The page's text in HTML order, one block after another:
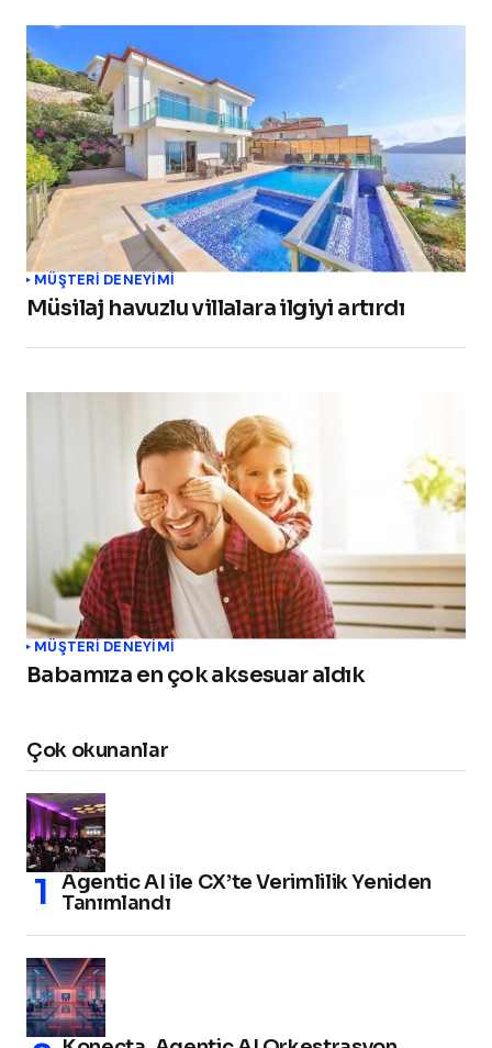
MÜŞTERI DENEYIMI
Müsilaj havuzlu villalara ilgiyi artırdı
MÜŞTERI DENEYIMI
Babamıza en çok aksesuar aldık
Çok okunanlar
Agentic AI ile CX’te Verimlilik Yeniden
Tanımlandı